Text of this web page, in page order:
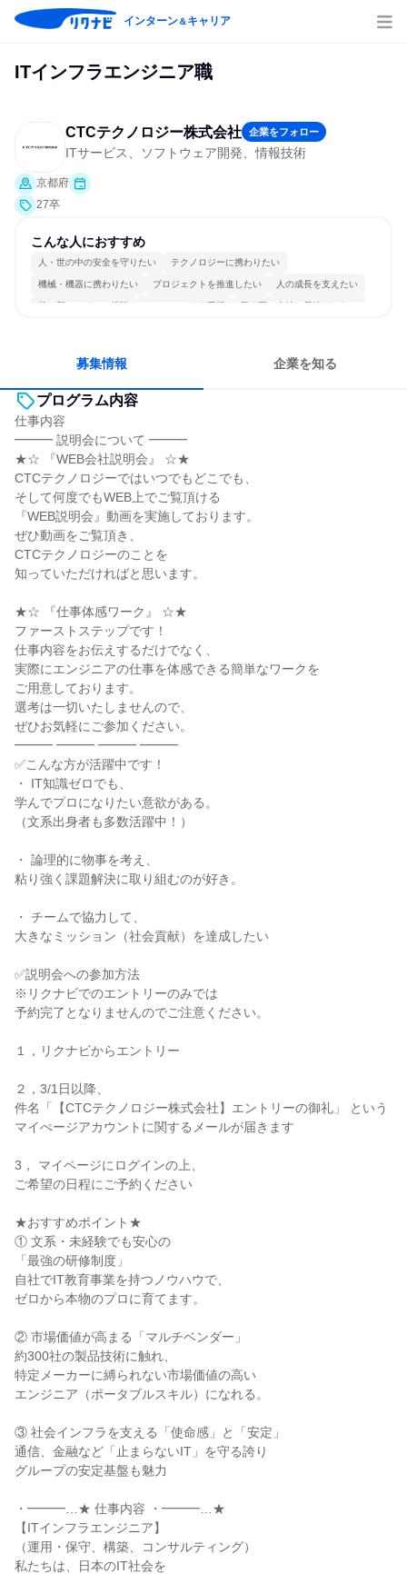
インターン＆キャリア
ITインフラエンジニア職
CTCテクノロジー株式会社 企業をフォロー
ITサービス、ソフトウェア開発、情報技術
京都府
27卒
こんな人におすすめ
人・世の中の安全を守りたい テクノロジーに携わりたい
機械・機器に携わりたい プロジェクトを推進したい 人の成長を支えたい
常に新しいものに挑戦 チームワークを重視 長く同じ会社に居続けられる
募集情報 企業を知る
プログラム内容
仕事内容
━━━ 説明会について ━━━
★☆ 『WEB会社説明会』 ☆★
CTCテクノロジーではいつでもどこでも、
そして何度でもWEB上でご覧頂ける
『WEB説明会』動画を実施しております。
ぜひ動画をご覧頂き、
CTCテクノロジーのことを
知っていただければと思います。
★☆ 『仕事体感ワーク』 ☆★
ファーストステップです！
仕事内容をお伝えするだけでなく、
実際にエンジニアの仕事を体感できる簡単なワークを
ご用意しております。
選考は一切いたしませんので、
ぜひお気軽にご参加ください。
━━━ ━━━ ━━━ ━━━
✅こんな方が活躍中です！
・ IT知識ゼロでも、
学んでプロになりたい意欲がある。
（文系出身者も多数活躍中！）
・ 論理的に物事を考え、
粘り強く課題解決に取り組むのが好き。
・ チームで協力して、
大きなミッション（社会貢献）を達成したい
✅説明会への参加方法
※リクナビでのエントリーのみでは
予約完了となりませんのでご注意ください。
１，リクナビからエントリー
２，3/1日以降、
件名「【CTCテクノロジー株式会社】エントリーの御礼」 という
マイぺージアカウントに関するメールが届きます
3， マイページにログインの上、
ご希望の日程にご予約ください
★おすすめポイント★
① 文系・未経験でも安心の
「最強の研修制度」
自社でIT教育事業を持つノウハウで、
ゼロから本物のプロに育てます。
② 市場価値が高まる「マルチベンダー」
約300社の製品技術に触れ、
特定メーカーに縛られない市場価値の高い
エンジニア（ポータブルスキル）になれる。
③ 社会インフラを支える「使命感」と「安定」
通信、金融など「止まらないIT」を守る誇り
グループの安定基盤も魅力
・━━━…★ 仕事内容 ・━━━…★
【ITインフラエンジニア】
（運用・保守、構築、コンサルティング）
私たちは、日本のIT社会を